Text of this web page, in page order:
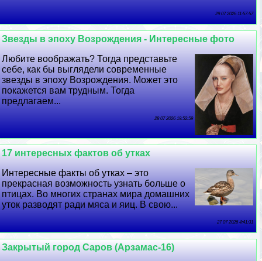
29 07 2026 11:57:57
Звезды в эпоху Возрождения - Интересные фото
Любите воображать? Тогда представьте
себе, как бы выглядели современные
звезды в эпоху Возрождения. Может это
покажется вам трудным. Тогда
предлагаем...
28 07 2026 19:52:59
17 интересных фактов об утках
Интересные факты об утках – это
прекрасная возможность узнать больше о
птицах. Во многих странах мира домашних
уток разводят ради мяса и яиц. В свою...
27 07 2026 4:41:31
Закрытый город Саров (Арзамас-16)